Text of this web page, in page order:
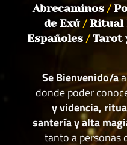
Abrecaminos/
de Exú/Ritual
Españoles/Tarot
Se Bienvenido/a
donde poder
y videncia,
santería y alta
tanto a personas